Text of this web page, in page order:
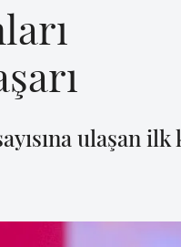
ulaşan ilk